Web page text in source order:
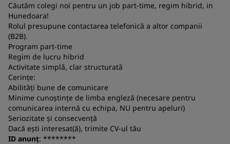
Căutăm colegi noi pentru un job part-time, regim hibrid, in
Hunedoara!
Rolul presupune contactarea telefonică a altor companii
(B2B).
Program part-time
Regim de lucru hibrid
Activitate simplă, clar structurată
Cerințe:
Abilități bune de comunicare
Minime cunoștințe de limba engleză (necesare pentru
comunicarea internă cu echipa, NU pentru apeluri)
Seriozitate și consecvență
Dacă ești interesat(ă), trimite CV-ul tău
ID anunț: ********